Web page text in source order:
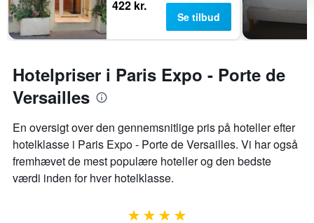
422 kr.
Se tilbud
Hotelpriser i Paris Expo - Porte de
Versailles
En oversigt over den gennemsnitlige pris på hoteller efter
hotelklasse i Paris Expo - Porte de Versailles. Vi har også
fremhævet de mest populære hoteller og den bedste
værdi inden for hver hotelklasse.
4 stjerner